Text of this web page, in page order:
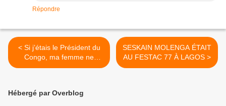
Répondre
< Si j’étais le Président du
Congo, ma femme ne
porterait que des pagnes
SESKAIN MOLENGA ÉTAIT
AU FESTAC 77 À LAGOS >
Hébergé par Overblog